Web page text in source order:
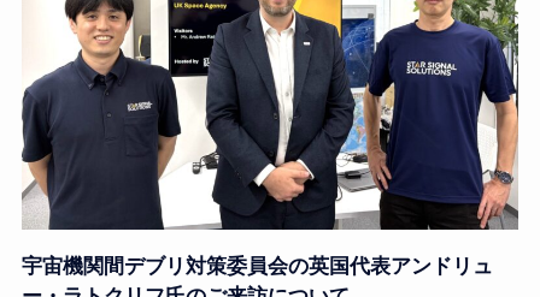
宇宙機関間デブリ対策委員会の英国代表アンドリュ